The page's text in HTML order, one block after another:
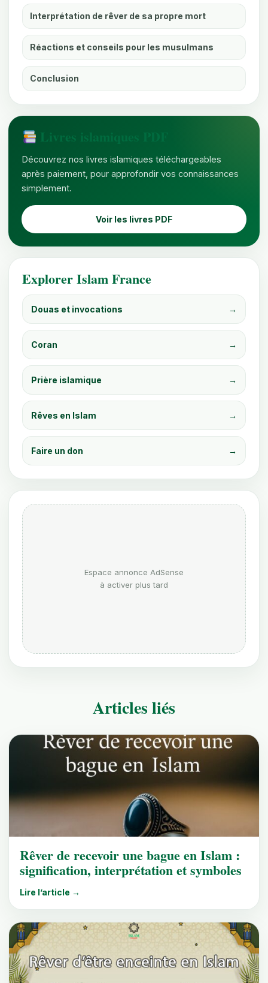
Interprétation de rêver de sa propre mort
Réactions et conseils pour les musulmans
Conclusion
Livres islamiques PDF
Découvrez nos livres islamiques téléchargeables
après paiement, pour approfondir vos connaissances
simplement.
Voir les livres PDF
Explorer Islam France
Douas et invocations →
Coran →
Prière islamique →
Rêves en Islam →
Faire un don →
Espace annonce AdSense
à activer plus tard
Articles liés
Rêver de recevoir une bague en Islam :
signification, interprétation et symboles
Lire l’article →